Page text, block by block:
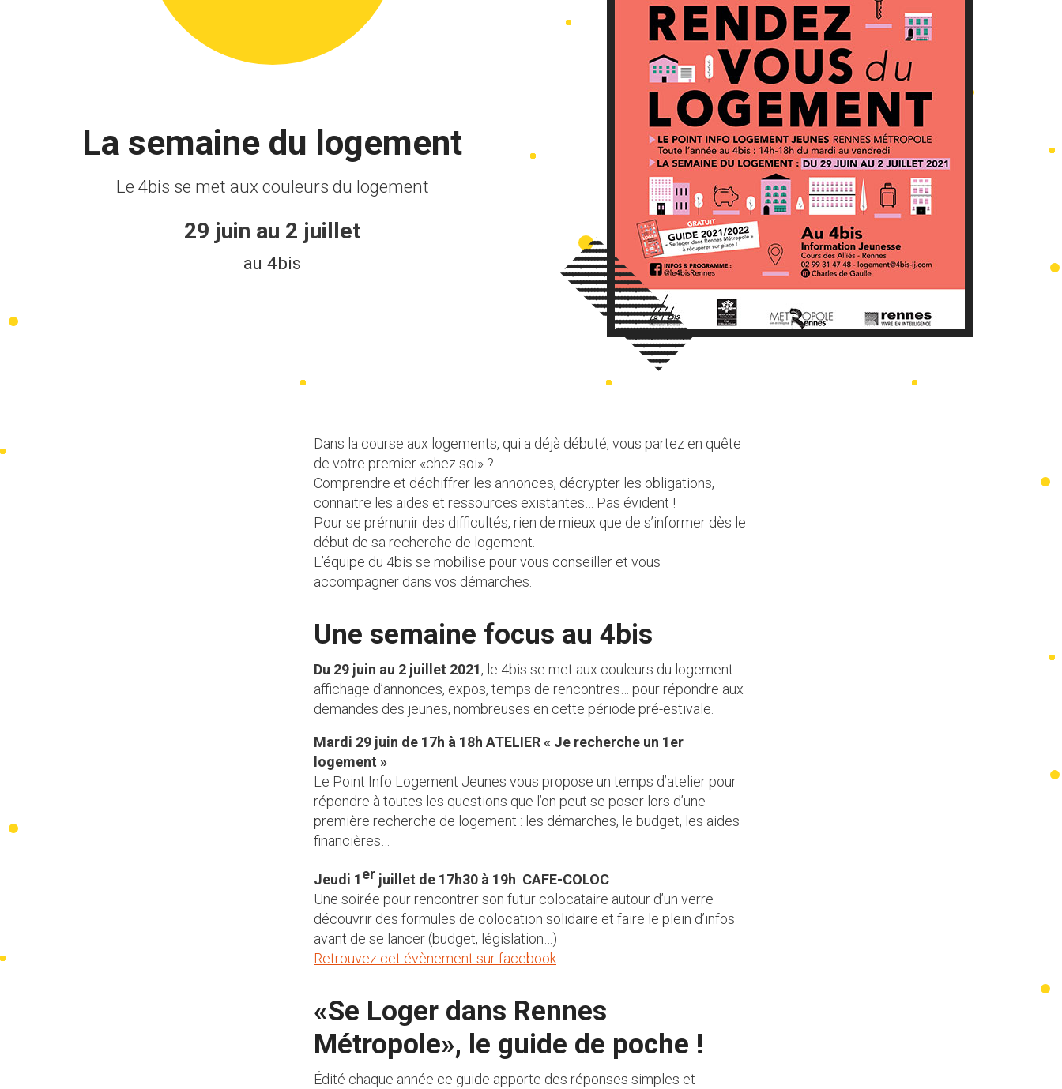
La semaine du logement
Le 4bis se met aux couleurs du logement
29 juin au 2 juillet
au 4bis
Dans la course aux logements, qui a déjà débuté, vous partez en quête
de votre premier «chez soi» ?
Comprendre et déchiffrer les annonces, décrypter les obligations,
connaitre les aides et ressources existantes… Pas évident !
Pour se prémunir des difficultés, rien de mieux que de s’informer dès le
début de sa recherche de logement.
L’équipe du 4bis se mobilise pour vous conseiller et vous
accompagner dans vos démarches.
Une semaine focus au 4bis
Du 29 juin au 2 juillet 2021, le 4bis se met aux couleurs du logement :
affichage d’annonces, expos, temps de rencontres… pour répondre aux
demandes des jeunes, nombreuses en cette période pré-estivale.
Mardi 29 juin de 17h à 18h ATELIER « Je recherche un 1er
logement »
Le Point Info Logement Jeunes vous propose un temps d’atelier pour
répondre à toutes les questions que l’on peut se poser lors d’une
première recherche de logement : les démarches, le budget, les aides
financières…
Jeudi 1er juillet de 17h30 à 19h CAFE-COLOC
Une soirée pour rencontrer son futur colocataire autour d’un verre
découvrir des formules de colocation solidaire et faire le plein d’infos
avant de se lancer (budget, législation…)
Retrouvez cet évènement sur facebook
«Se Loger dans Rennes
Métropole», le guide de poche !
Édité chaque année ce guide apporte des réponses simples et